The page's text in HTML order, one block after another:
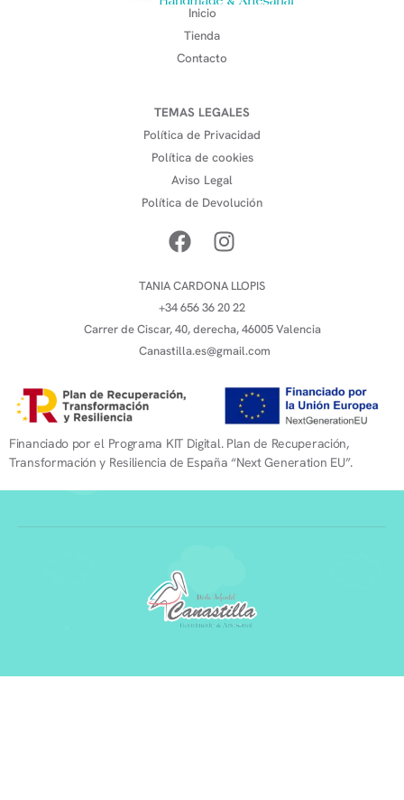
Inicio
Tienda
Contacto
TEMAS LEGALES
Política de Privacidad
Política de cookies
Aviso Legal
Política de Devolución
TANIA CARDONA LLOPIS
+34 656 36 20 22
Carrer de Ciscar, 40, derecha, 46005 Valencia
Canastilla.es@gmail.com
Financiado por el Programa KIT Digital. Plan de Recuperación,
Transformación y Resiliencia de España “Next Generation EU”.